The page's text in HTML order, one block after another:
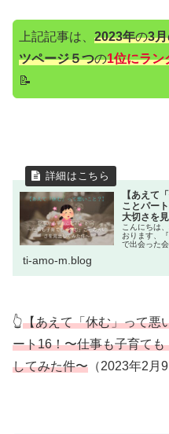
上記記事は、 2023年の3
ツページ５つの1位にラン
📝
【あえて
ことパー
大切さを
こんにちは
おります、
で出会った
ti-amo-m.blog
👆【あえて「休む」って悪
ート16！〜仕事も子育て
してみた件〜 （2023年2月9